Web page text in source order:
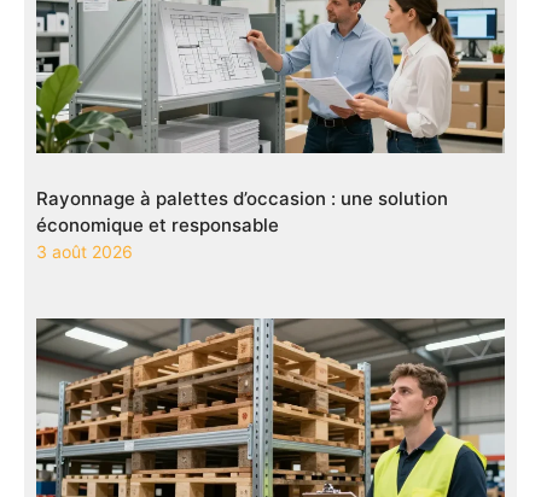
Rayonnage à palettes d’occasion : une solution
économique et responsable
3 août 2026